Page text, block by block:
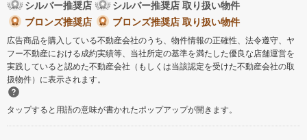
シルバー推奨店
シルバー推奨店 取り扱い物件
ブロンズ推奨店
ブロンズ推奨店 取り扱い物件
広告商品を購入している不動産会社のうち、物件情報の正確性、法令遵守、ヤ
フー不動産における成約実績等、当社所定の基準を満たした優良な店舗運営を
実践していると認めた不動産会社（もしくは当該認定を受けた不動産会社の取
扱物件）に表示されます。
タップすると用語の意味が書かれたポップアップが開きます。